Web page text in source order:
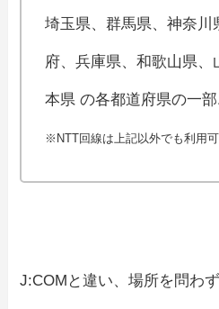
埼玉県、群馬県、神奈川
府、兵庫県、和歌山県、
本県 の各都道府県の一
※NTT回線は上記以外でも利用
J:COMと違い、場所を問わ